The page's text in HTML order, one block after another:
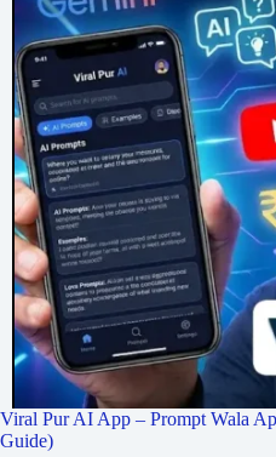
Viral Pur AI App – Prompt Wala
Guide)